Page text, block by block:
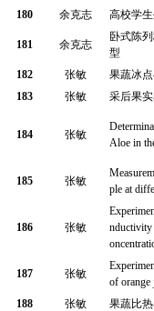
180
余克志 高校学
181 余克志
卧式陈
型
182 张敏 果蔬冰
183
张敏 采后果
184 张敏
Aloe in
185 张敏
ple at
186 张敏
187 张敏
of orange
188 张敏 果蔬比